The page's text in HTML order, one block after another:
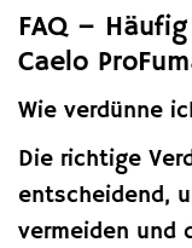
FAQ –
Caelo
Wie verdünne
Die richtige
entscheidend,
vermeiden und